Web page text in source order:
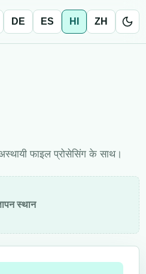
DE ES HI ZH
फाइल प्रोसेसिंग के साथ।
स्थान